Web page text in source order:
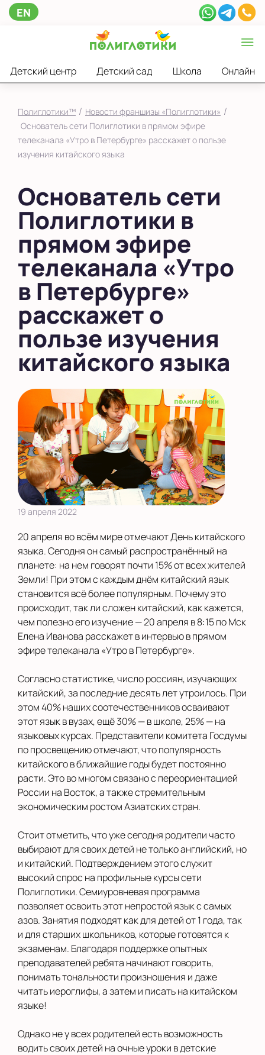
EN
Детский центр Детский сад Школа Онлайн
Полиглотики™ / Новости франшизы «Полиглотики» /
Основатель сети Полиглотики в прямом эфире
телеканала «Утро в Петербурге» расскажет о пользе
изучения китайского языка
Основатель сети
Полиглотики в
прямом эфире
телеканала «Утро
в Петербурге»
расскажет о
пользе изучения
китайского языка
19 апреля 2022
20 апреля во всём мире отмечают День китайского
языка. Сегодня он самый распространённый на
планете: на нем говорят почти 15% от всех жителей
Земли! При этом с каждым днём китайский язык
становится всё более популярным. Почему это
происходит, так ли сложен китайский, как кажется,
чем полезно его изучение — 20 апреля в 8:15 по Мск
Елена Иванова расскажет в интервью в прямом
эфире телеканала «Утро в Петербурге».
Согласно статистике, число россиян, изучающих
китайский, за последние десять лет утроилось. При
этом 40% наших соотечественников осваивают
этот язык в вузах, ещё 30% — в школе, 25% — на
языковых курсах. Представители комитета Госдумы
по просвещению отмечают, что популярность
китайского в ближайшие годы будет постоянно
расти. Это во многом связано с переориентацией
России на Восток, а также стремительным
экономическим ростом Азиатских стран.
Стоит отметить, что уже сегодня родители часто
выбирают для своих детей не только английский, но
и китайский. Подтверждением этого служит
высокий спрос на профильные курсы сети
Полиглотики. Семиуровневая программа
позволяет освоить этот непростой язык с самых
азов. Занятия подходят как для детей от 1 года, так
и для старших школьников, которые готовятся к
экзаменам. Благодаря поддержке опытных
преподавателей ребята начинают говорить,
понимать тональности произношения и даже
читать иероглифы, а затем и писать на китайском
языке!
Однако не у всех родителей есть возможность
водить своих детей на очные уроки в детские